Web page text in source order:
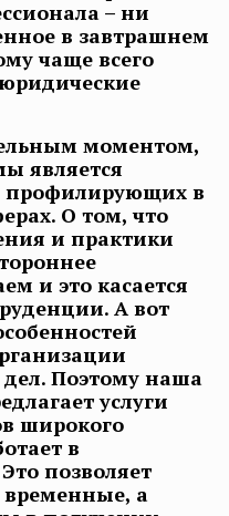
– ни
в завтрашнем
чаще всего
моментом,
является
профилирующих в
О том, что
и практики
и это касается
А вот
дел. Поэтому наша
услуги
широкого
в
позволяет
а